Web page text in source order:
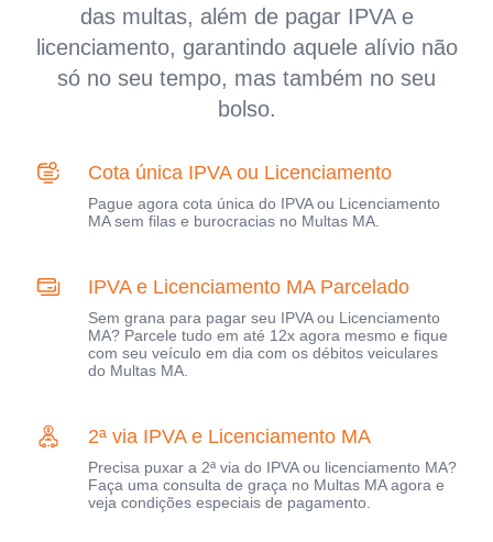
das multas, além de pagar IPVA e
licenciamento, garantindo aquele alívio não
só no seu tempo, mas também no seu
bolso.
Cota única IPVA ou Licenciamento
Pague agora cota única do IPVA ou Licenciamento
MA sem filas e burocracias no Multas MA.
IPVA e Licenciamento MA Parcelado
Sem grana para pagar seu IPVA ou Licenciamento
MA? Parcele tudo em até 12x agora mesmo e fique
com seu veículo em dia com os débitos veiculares
do Multas MA.
2ª via IPVA e Licenciamento MA
Precisa puxar a 2ª via do IPVA ou licenciamento MA?
Faça uma consulta de graça no Multas MA agora e
veja condições especiais de pagamento.